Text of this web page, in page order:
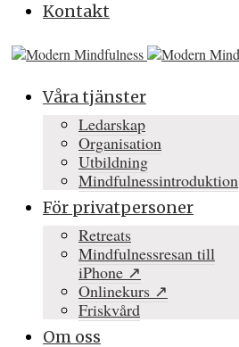
Kontakt
Våra tjänster
Ledarskap
Organisation
Utbildning
Mindfulnessintroduktion
För privatpersoner
Retreats
Mindfulnessresan till
iPhone ↗
Onlinekurs ↗
Friskvård
Om oss